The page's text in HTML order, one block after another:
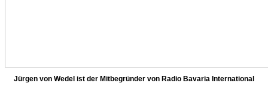
Jürgen von Wedel ist der Mitbegründer von Radio Bavaria International